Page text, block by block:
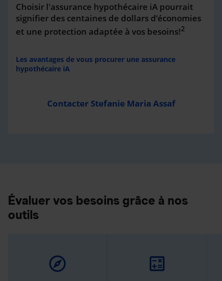
Choisir l'assurance hypothécaire iA pourrait
signifier des centaines de dollars d’économies
et une protection adaptée à vos besoins!2
Les avantages de vous procurer une assurance
hypothécaire iA
Contacter Stefanie Maria Assaf
Évaluer vos besoins grâce à nos
outils
explore calculate